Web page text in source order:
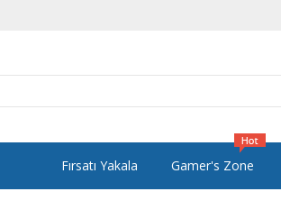
Fırsatı Yakala Gamer's Zone